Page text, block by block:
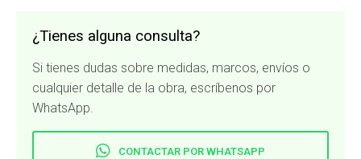
¿Tienes alguna consulta?
Si tienes dudas sobre medidas, marcos, envíos o
cualquier detalle de la obra, escríbenos por
WhatsApp.
CONTACTAR POR WHATSAPP